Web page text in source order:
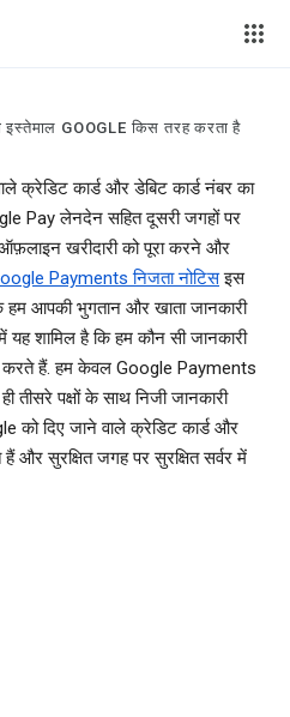
GOOGLE किस तरह करता है
क्रेडिट कार्ड और डेबिट कार्ड नंबर का
Pay लेनदेन सहित दूसरी जगहों पर
खरीदारी को पूरा करने और
Payments निजता नोटिसइस
हम आपकी भुगतान और खाता जानकारी
शामिल है कि हम कौन सी जानकारी
हैं. हम केवल Google Payments
तीसरे पक्षों के साथ निजी जानकारी
दिए जाने वाले क्रेडिट कार्ड और
और सुरक्षित जगह पर सुरक्षित सर्वर में